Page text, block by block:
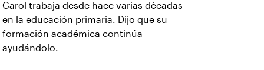
Carol trabaja desde hace varias décadas
en la educación primaria. Dijo que su
formación académica continúa
ayudándolo.